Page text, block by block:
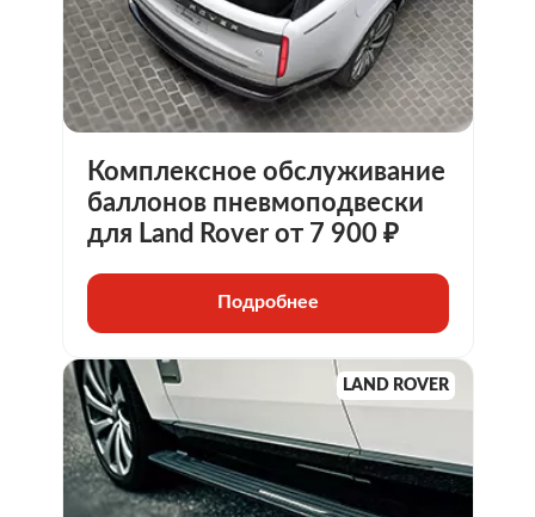
Комплексное обслуживание
баллонов пневмоподвески
для Land Rover от 7 900 ₽
Подробнее
LAND ROVER